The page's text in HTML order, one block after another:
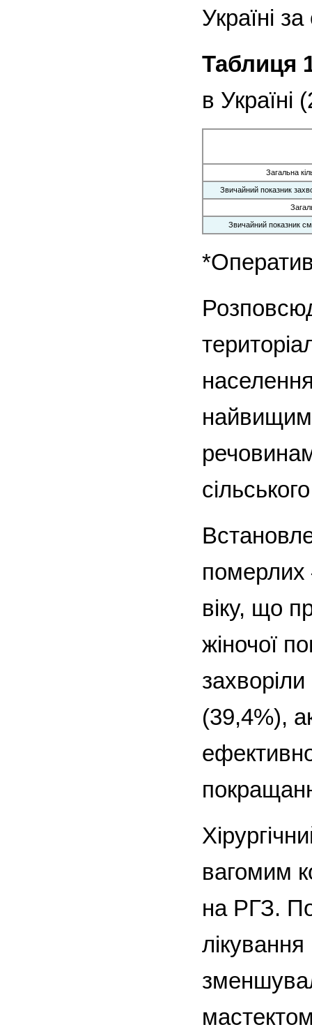
Україні
Таблиця
в Україні
Загальна
Звичайний показник
Звичайний показник
найвищим
померлих
віку, що
жіночої
(39,4%),
вагомим
на РГЗ.